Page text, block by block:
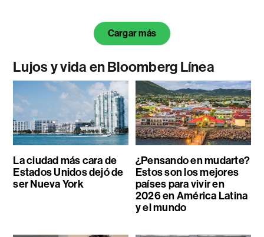
Cargar más
Lujos y vida en Bloomberg Línea
La ciudad más cara de
Estados Unidos dejó de
ser Nueva York
¿Pensando en mudarte?
Estos son los mejores
países para vivir en
2026 en América Latina
y el mundo